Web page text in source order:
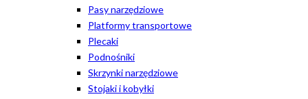
Pasy narzędziowe
Platformy transportowe
Plecaki
Podnośniki
Skrzynki narzędziowe
Stojaki i kobyłki